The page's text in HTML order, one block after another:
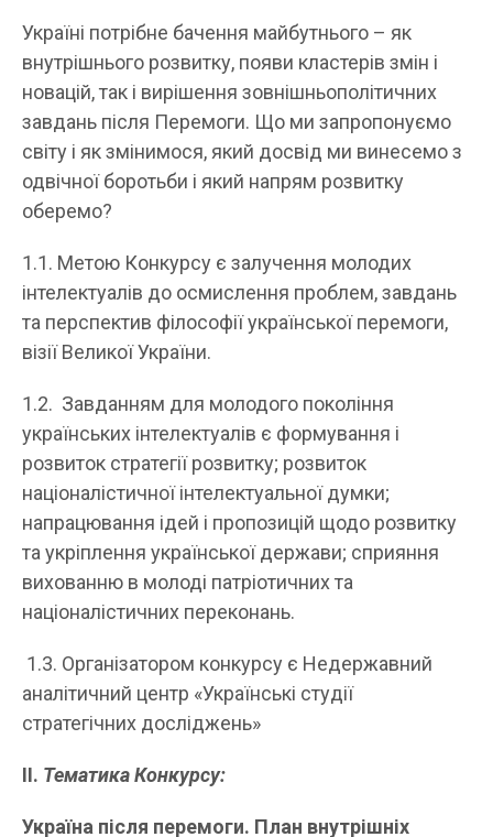
Україні потрібне бачення майбутнього – як
внутрішнього розвитку, появи кластерів змін і
новацій, так і вирішення зовнішньополітичних
завдань після Перемоги. Що ми запропонуємо
світу і як змінимося, який досвід ми винесемо з
одвічної боротьби і який напрям розвитку
оберемо?
1.1. Метою Конкурсу є залучення молодих
інтелектуалів до осмислення проблем, завдань
та перспектив філософії української перемоги,
візії Великої України.
1.2. Завданням для молодого покоління
українських інтелектуалів є формування і
розвиток стратегії розвитку; розвиток
націоналістичної інтелектуальної думки;
напрацювання ідей і пропозицій щодо розвитку
та укріплення української держави; сприяння
вихованню в молоді патріотичних та
націоналістичних переконань.
1.3. Організатором конкурсу є Недержавний
аналітичний центр «Українські студії
стратегічних досліджень»
ІІ. Тематика Конкурсу:
Україна після перемоги. План внутрішніх